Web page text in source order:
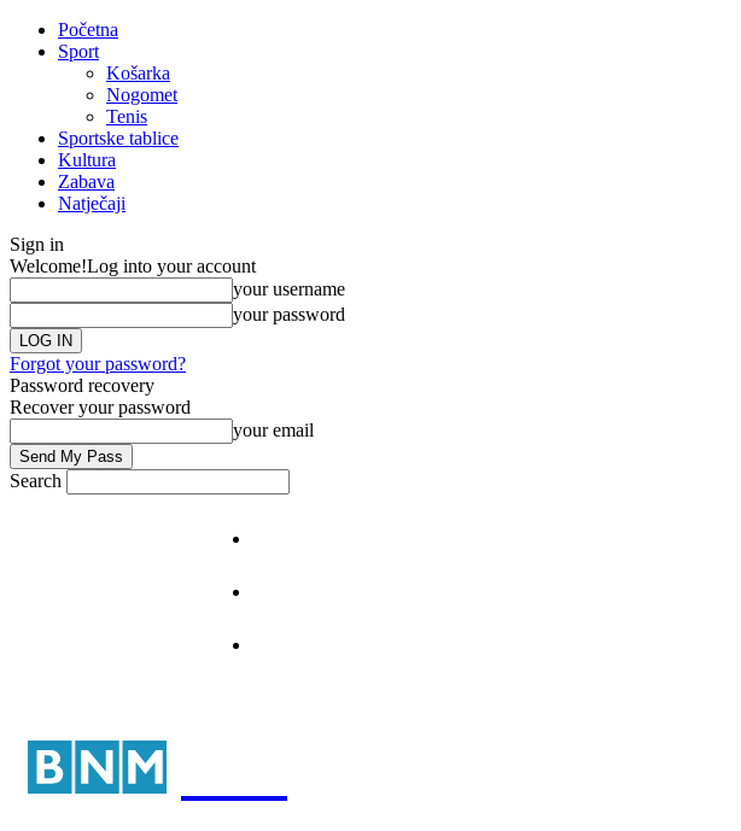
Početna
Sport
Košarka
Nogomet
Tenis
Sportske tablice
Kultura
Zabava
Natječaji
Sign in
Welcome!Log into your account
your username
your password
Forgot your password?
Password recovery
Recover your password
your email
Search